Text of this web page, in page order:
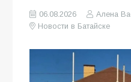
06.08.2026
Алена
Новости в Батайске